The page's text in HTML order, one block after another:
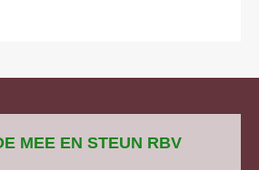
MEE EN STEUN RBV